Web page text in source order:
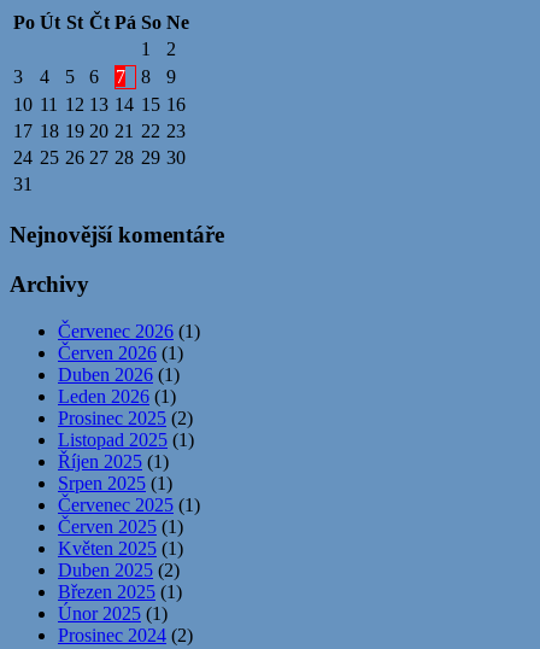
Po Út St Čt Pá So Ne
1
2
3
4 5 6 7 8
9
10 11 12 13 14 15 16
17 18 19 20 21 22 23
24 25 26 27 28 29 30
31
Nejnovější komentáře
Archivy
Červenec 2026 (1)
Červen 2026 (1)
Duben 2026 (1)
Leden 2026 (1)
Prosinec 2025 (2)
Listopad 2025 (1)
Říjen 2025 (1)
Srpen 2025 (1)
Červenec 2025 (1)
Červen 2025 (1)
Květen 2025 (1)
Duben 2025 (2)
Březen 2025 (1)
Únor 2025 (1)
Prosinec 2024 (2)